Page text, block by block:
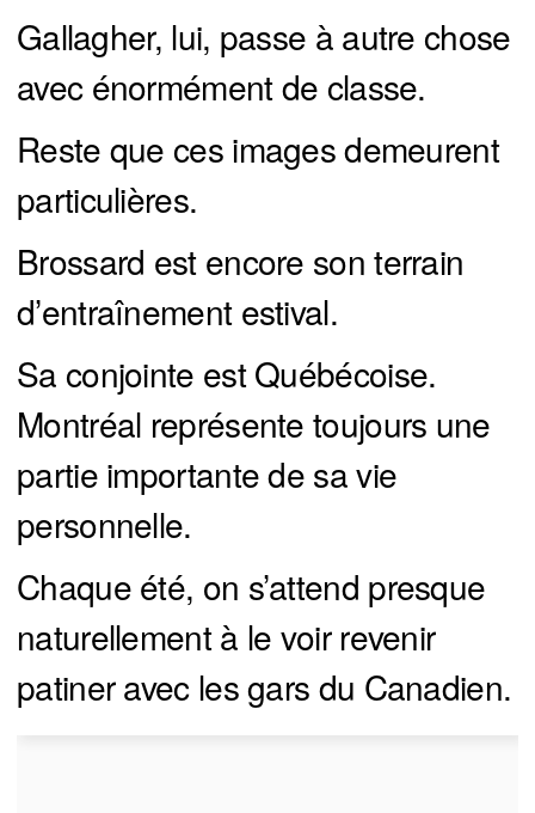
Gallagher, lui, passe à autre chose
avec énormément de classe.
Reste que ces images demeurent
particulières.
Brossard est encore son terrain
d’entraînement estival.
Sa conjointe est Québécoise.
Montréal représente toujours une
partie importante de sa vie
personnelle.
Chaque été, on s’attend presque
naturellement à le voir revenir
patiner avec les gars du Canadien.